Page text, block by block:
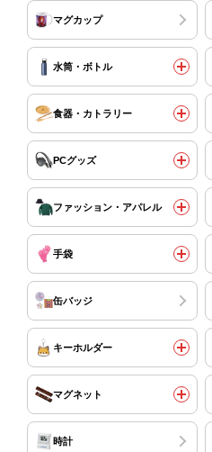
マグカップ
水筒・ボトル
食器・カトラリー
PCグッズ
ファッション・アパレル
手袋
缶バッジ
キーホルダー
マグネット
時計